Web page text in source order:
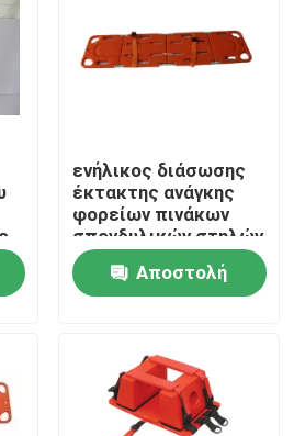
ενήλικος διάσωσης
έκτακτης ανάγκης
φορείων πινάκων
σπονδυλικών στηλών
φορείων εκκένωσης
έκτακτης ανάγκης
20in
Αποστολή